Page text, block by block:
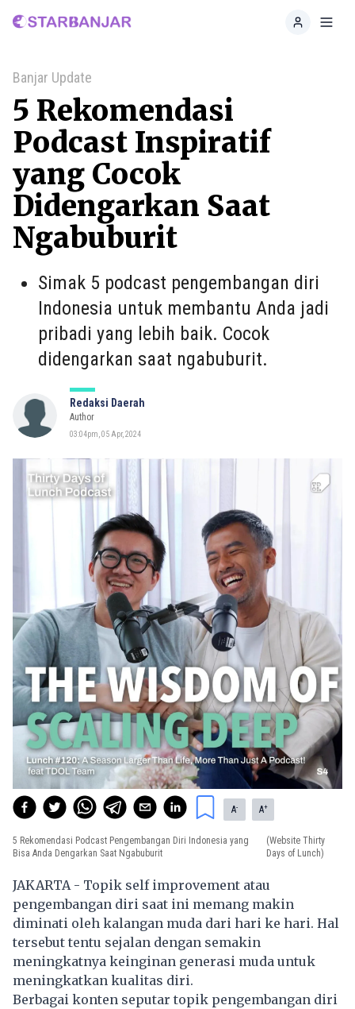
Home
Banjar Update
5 Rekomendasi
Podcast Inspiratif
yang Cocok
Didengarkan Saat
Ngabuburit
Simak 5 podcast pengembangan diri
Indonesia untuk membantu Anda jadi
pribadi yang lebih baik. Cocok
didengarkan saat ngabuburit.
Redaksi Daerah
Author
03:04pm, 05 Apr, 2024
A- A+
5 Rekomendasi Podcast Pengembangan Diri Indonesia yang
Bisa Anda Dengarkan Saat Ngabuburit
(Website Thirty
Days of Lunch)
JAKARTA - Topik self improvement atau
pengembangan diri saat ini memang makin
diminati oleh kalangan muda dari hari ke hari. Hal
tersebut tentu sejalan dengan semakin
meningkatnya keinginan generasi muda untuk
meningkatkan kualitas diri.
Berbagai konten seputar topik pengembangan diri